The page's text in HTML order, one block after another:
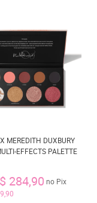
MEREDITH DUXBURY
EFFECTS PALETTE
284,90 no Pix